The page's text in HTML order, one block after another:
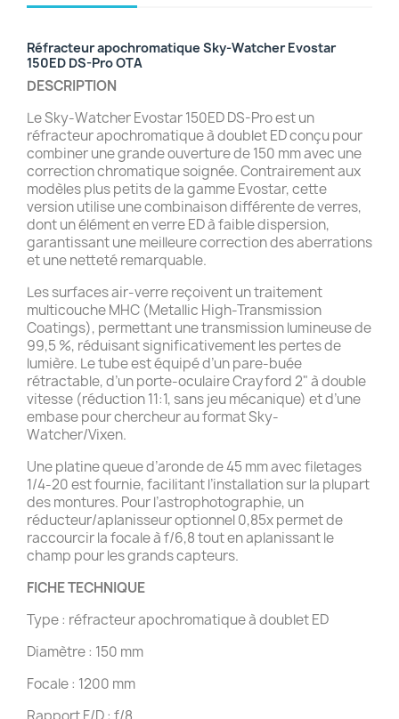
Réfracteur apochromatique Sky-Watcher Evostar
150ED DS-Pro OTA
DESCRIPTION
Le Sky-Watcher Evostar 150ED DS-Pro est un
réfracteur apochromatique à doublet ED conçu pour
combiner une grande ouverture de 150 mm avec une
correction chromatique soignée. Contrairement aux
modèles plus petits de la gamme Evostar, cette
version utilise une combinaison différente de verres,
dont un élément en verre ED à faible dispersion,
garantissant une meilleure correction des aberrations
et une netteté remarquable.
Les surfaces air-verre reçoivent un traitement
multicouche MHC (Metallic High-Transmission
Coatings), permettant une transmission lumineuse de
99,5 %, réduisant significativement les pertes de
lumière. Le tube est équipé d’un pare-buée
rétractable, d’un porte-oculaire Crayford 2" à double
vitesse (réduction 11:1, sans jeu mécanique) et d’une
embase pour chercheur au format Sky-
Watcher/Vixen.
Une platine queue d’aronde de 45 mm avec filetages
1/4-20 est fournie, facilitant l’installation sur la plupart
des montures. Pour l’astrophotographie, un
réducteur/aplanisseur optionnel 0,85x permet de
raccourcir la focale à f/6,8 tout en aplanissant le
champ pour les grands capteurs.
FICHE TECHNIQUE
Type : réfracteur apochromatique à doublet ED
Diamètre : 150 mm
Focale : 1200 mm